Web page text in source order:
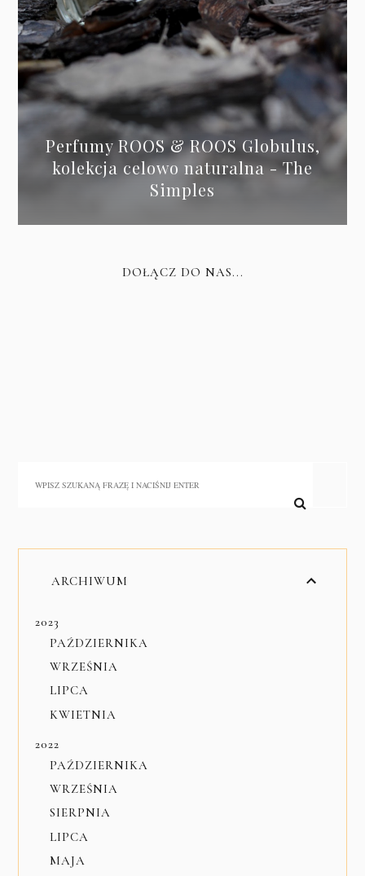
Perfumy ROOS & ROOS Globulus,
kolekcja celowo naturalna - The
Simples
DOŁĄCZ DO NAS...
ARCHIWUM
2023
PAŹDZIERNIKA
WRZEŚNIA
LIPCA
KWIETNIA
2022
PAŹDZIERNIKA
WRZEŚNIA
SIERPNIA
LIPCA
MAJA